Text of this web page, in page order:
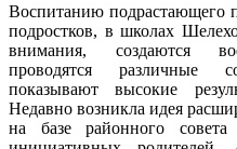
Воспитанию подрастающего
подростков, в школах
внимания, создаются
проводятся различные
показывают высокие
Недавно возникла идея
на базе районного